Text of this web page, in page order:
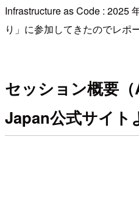
Infrastructure as Code : 2025
り」に参加してきたのでレポ
セッション概要
Japan公式サイト